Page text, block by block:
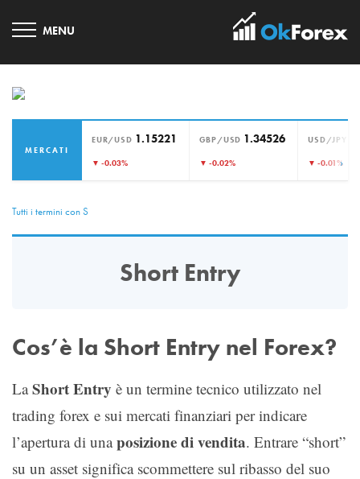
MERCATI
EUR/USD 1.15221
▼ -0.03%
GBP/USD 1.34526
▼ -0.02%
USD/JPY
▼ -0.01%›
Tutti i termini con S
Short Entry
Cos’è la Short Entry nel Forex?
LaShort Entry è un termine tecnico utilizzato nel
trading forex e sui mercati finanziari per indicare
l’apertura di unaposizione di vendita. Entrare “short”
su un asset significa scommettere sul ribasso del suo